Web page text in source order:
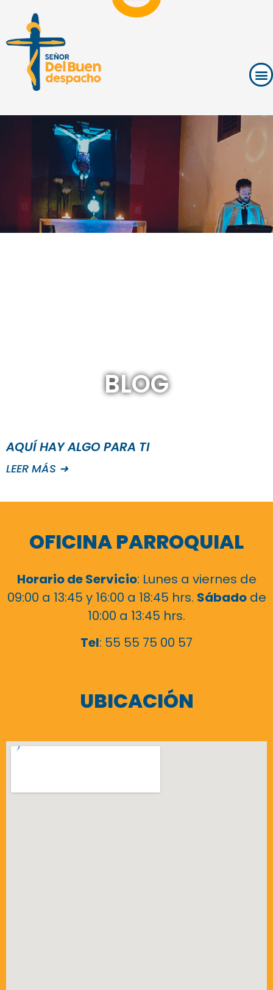
BLOG
AQUÍ HAY ALGO PARA TI
LEER MÁS ➜
OFICINA PARROQUIAL
Horario de Servicio: Lunes a viernes de
09:00 a 13:45 y 16:00 a 18:45 hrs. Sábadode
10:00 a 13:45 hrs.
Tel: 55 55 75 00 57
UBICACIÓN